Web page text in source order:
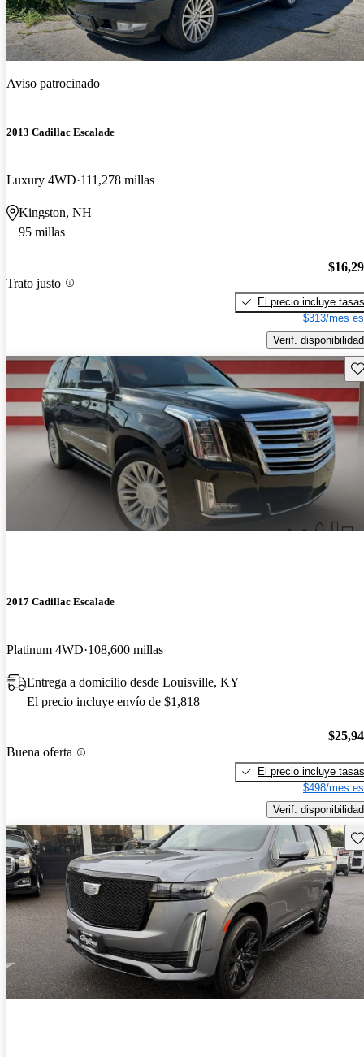
Aviso patrocinado
2013 Cadillac Escalade
Luxury 4WD 111,278 millas
Kingston, NH
95 millas
Trato justo
El precio incluye tasas
$313/mes
Verif. disponibilidad
2017 Cadillac Escalade
Platinum 4WD 108,600 millas
Entrega a domicilio desde Louisville, KY
El precio incluye envío de $1,818
Buena oferta
El precio incluye tasas
$498/mes
Verif. disponibilidad